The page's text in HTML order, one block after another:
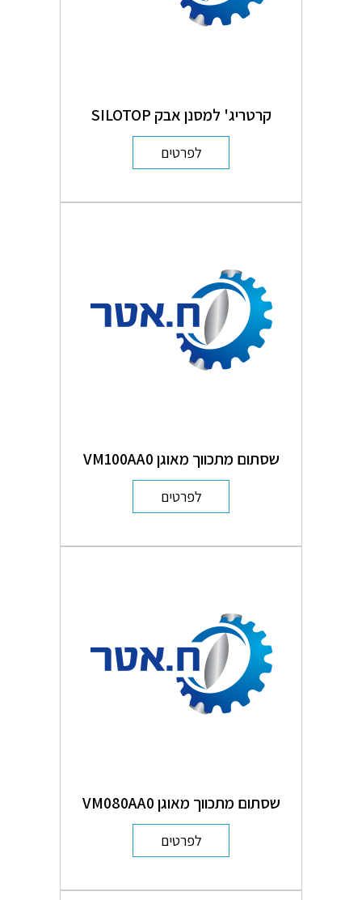
קרטריג' למסנן אבק SILOTOP
לפרטים
שסתום מתכווך מאוגן VM100AA0
לפרטים
שסתום מתכווך מאוגן VM080AA0
לפרטים